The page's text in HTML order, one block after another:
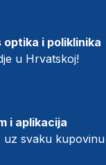
optika i poliklinika
u Hrvatskoj!
i aplikacija
uz svaku kupovinu